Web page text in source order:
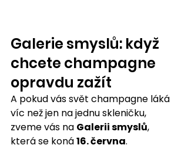
Galerie smyslů: když
chcete champagne
opravdu zažít
A pokud vás svět champagne láká
víc než jen na jednu skleničku,
zveme vás na Galerii smyslů,
která se koná 16. června.